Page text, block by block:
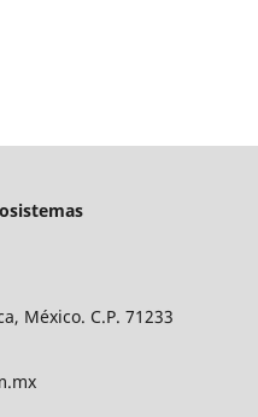
México. C.P. 71233